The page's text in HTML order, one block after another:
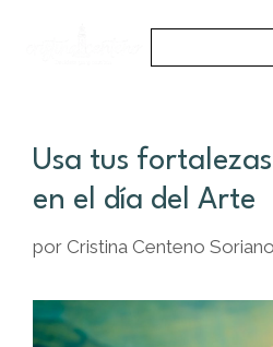
Usa tus
en el día del Arte
por Cristina Centeno Soriano